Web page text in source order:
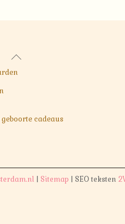
Back
cadeaus
| Sitemap| SEO teksten